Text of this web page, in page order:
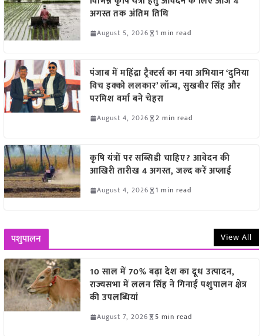
अगस्त तक अंतिम तिथि
August 5, 2026 1 min read
पंजाब में महिंद्रा ट्रैक्टर्स का नया अभियान ‘दुनिया
विच इक्को ललकार’ लॉन्च, सुखबीर सिंह और
परमिश वर्मा बने चेहरा
August 4, 2026 2 min read
कृषि यंत्रों पर सब्सिडी चाहिए? आवेदन की
आखिरी तारीख 4 अगस्त, जल्द करें अप्लाई
August 4, 2026 1 min read
पशुपालन View All
10 साल में 70% बढ़ा देश का दूध उत्पादन,
राज्यसभा में ललन सिंह ने गिनाईं पशुपालन क्षेत्र
की उपलब्धियां
August 7, 2026 5 min read